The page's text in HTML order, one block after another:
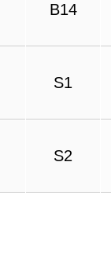
B14
S1
S2